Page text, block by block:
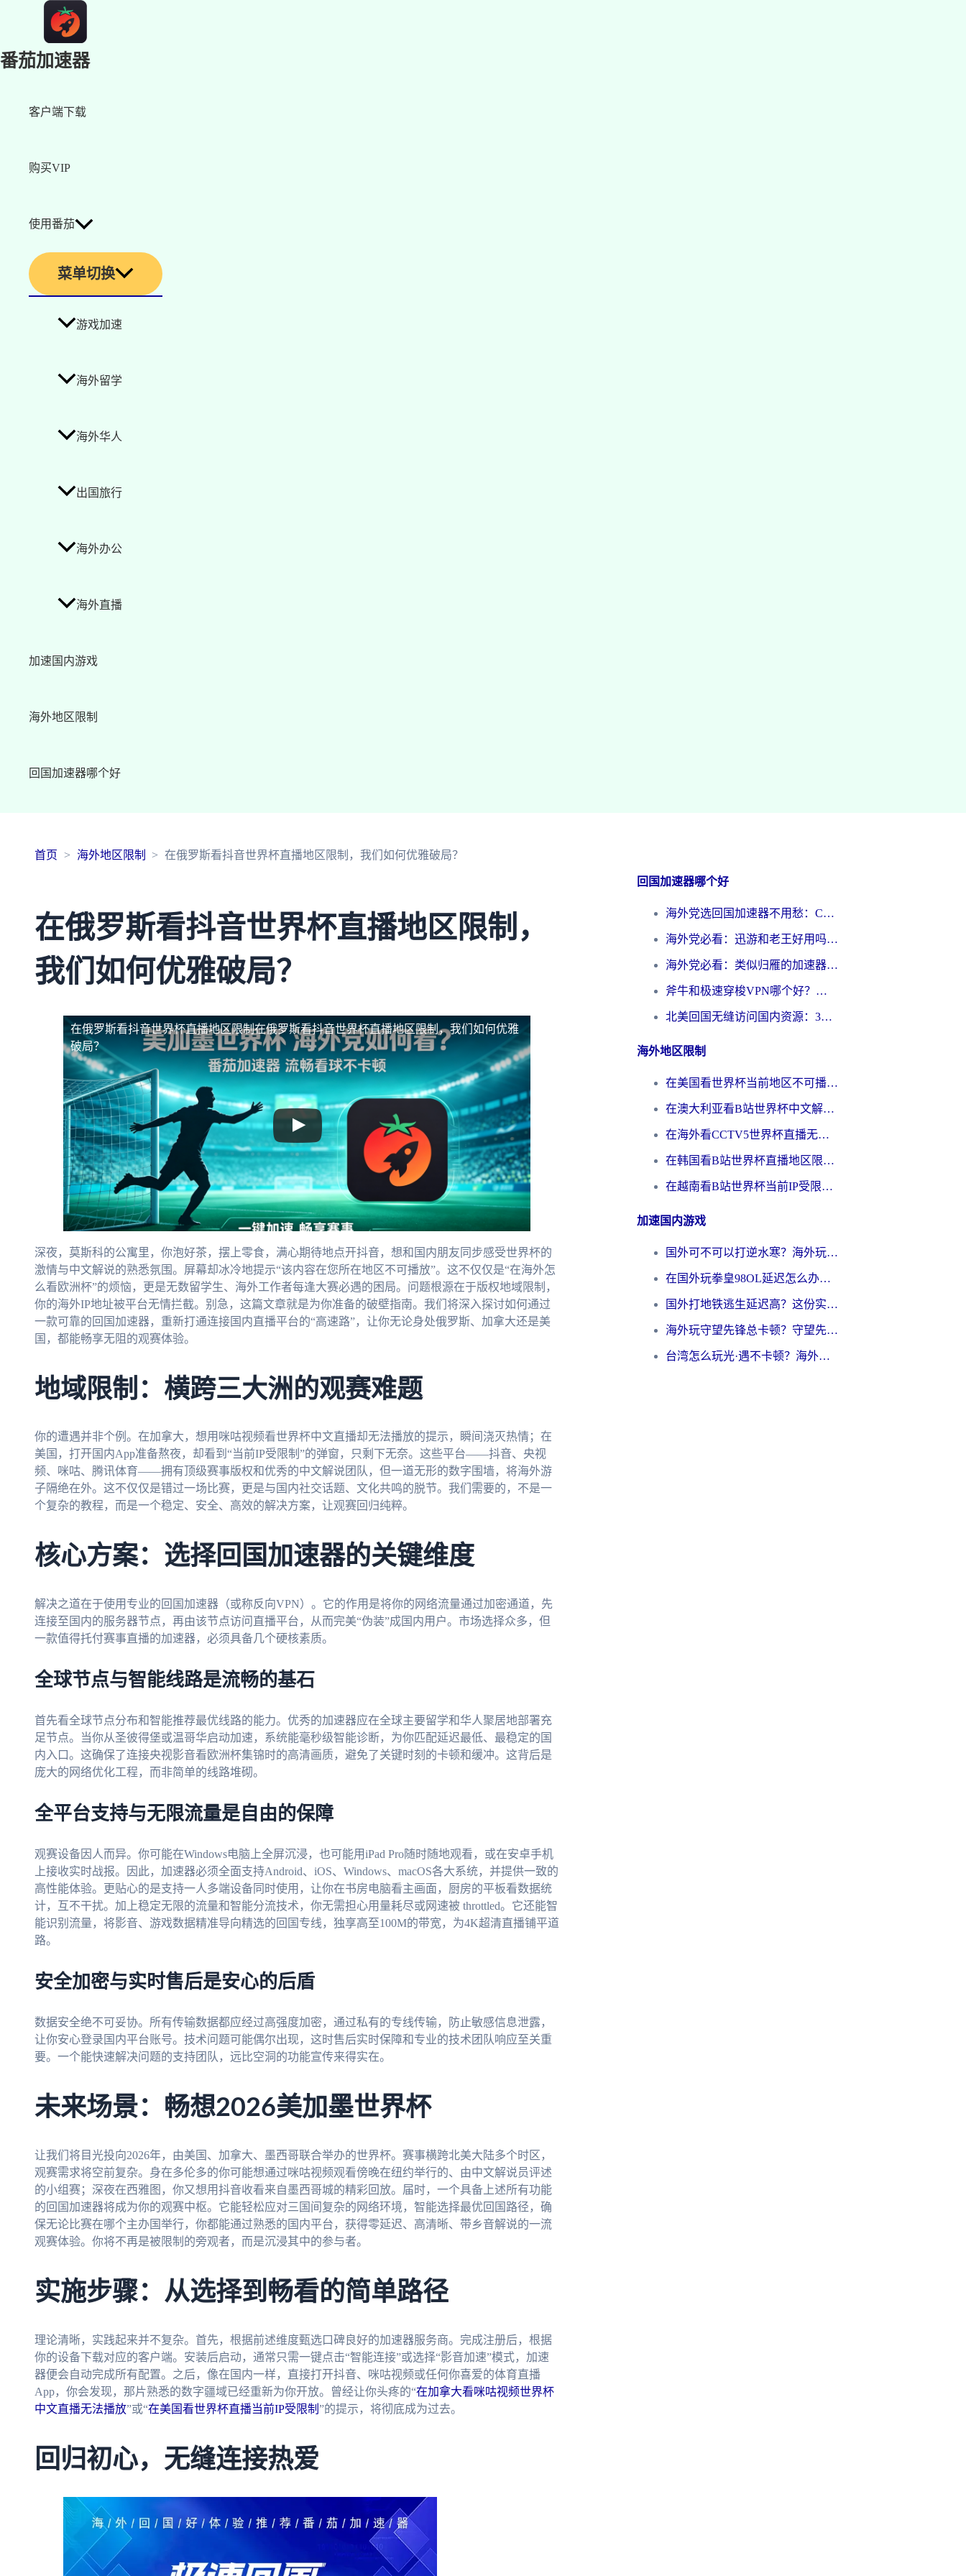
番茄加速器
客户端下载
购买VIP
使用番茄
菜单切换
游戏加速
海外留学
海外华人
出国旅行
海外办公
海外直播
加速国内游戏
海外地区限制
回国加速器哪个好
首页 海外地区限制 在俄罗斯看抖音世界杯直播地区限制，我们如何优雅破局？
在俄罗斯看抖音世界杯直播地区限制，
我们如何优雅破局？
在俄罗斯看抖音世界杯直播地区限制在俄罗斯看抖音世界杯直播地区限制，我们如何优雅
破局？
深夜，莫斯科的公寓里，你泡好茶，摆上零食，满心期待地点开抖音，想和国内朋友同步感受世界杯的
激情与中文解说的熟悉氛围。屏幕却冰冷地提示“该内容在您所在地区不可播放”。这不仅仅是“在海外怎
么看欧洲杯”的烦恼，更是无数留学生、海外工作者每逢大赛必遇的困局。问题根源在于版权地域限制，
你的海外IP地址被平台无情拦截。别急，这篇文章就是为你准备的破壁指南。我们将深入探讨如何通过
一款可靠的回国加速器，重新打通连接国内直播平台的“高速路”，让你无论身处俄罗斯、加拿大还是美
国，都能畅享无阻的观赛体验。
地域限制：横跨三大洲的观赛难题
你的遭遇并非个例。在加拿大，想用咪咕视频看世界杯中文直播却无法播放的提示，瞬间浇灭热情；在
美国，打开国内App准备熬夜，却看到“当前IP受限制”的弹窗，只剩下无奈。这些平台——抖音、央视
频、咪咕、腾讯体育——拥有顶级赛事版权和优秀的中文解说团队，但一道无形的数字围墙，将海外游
子隔绝在外。这不仅仅是错过一场比赛，更是与国内社交话题、文化共鸣的脱节。我们需要的，不是一
个复杂的教程，而是一个稳定、安全、高效的解决方案，让观赛回归纯粹。
核心方案：选择回国加速器的关键维度
解决之道在于使用专业的回国加速器（或称反向VPN）。它的作用是将你的网络流量通过加密通道，先
连接至国内的服务器节点，再由该节点访问直播平台，从而完美“伪装”成国内用户。市场选择众多，但
一款值得托付赛事直播的加速器，必须具备几个硬核素质。
全球节点与智能线路是流畅的基石
首先看全球节点分布和智能推荐最优线路的能力。优秀的加速器应在全球主要留学和华人聚居地部署充
足节点。当你从圣彼得堡或温哥华启动加速，系统能毫秒级智能诊断，为你匹配延迟最低、最稳定的国
内入口。这确保了连接央视影音看欧洲杯集锦时的高清画质，避免了关键时刻的卡顿和缓冲。这背后是
庞大的网络优化工程，而非简单的线路堆砌。
全平台支持与无限流量是自由的保障
观赛设备因人而异。你可能在Windows电脑上全屏沉浸，也可能用iPad Pro随时随地观看，或在安卓手机
上接收实时战报。因此，加速器必须全面支持Android、iOS、Windows、macOS各大系统，并提供一致的
高性能体验。更贴心的是支持一人多端设备同时使用，让你在书房电脑看主画面，厨房的平板看数据统
计，互不干扰。加上稳定无限的流量和智能分流技术，你无需担心用量耗尽或网速被 throttled。它还能智
能识别流量，将影音、游戏数据精准导向精选的回国专线，独享高至100M的带宽，为4K超清直播铺平道
路。
安全加密与实时售后是安心的后盾
数据安全绝不可妥协。所有传输数据都应经过高强度加密，通过私有的专线传输，防止敏感信息泄露，
让你安心登录国内平台账号。技术问题可能偶尔出现，这时售后实时保障和专业的技术团队响应至关重
要。一个能快速解决问题的支持团队，远比空洞的功能宣传来得实在。
未来场景：畅想2026美加墨世界杯
让我们将目光投向2026年，由美国、加拿大、墨西哥联合举办的世界杯。赛事横跨北美大陆多个时区，
观赛需求将空前复杂。身在多伦多的你可能想通过咪咕视频观看傍晚在纽约举行的、由中文解说员评述
的小组赛；深夜在西雅图，你又想用抖音收看来自墨西哥城的精彩回放。届时，一个具备上述所有功能
的回国加速器将成为你的观赛中枢。它能轻松应对三国间复杂的网络环境，智能选择最优回国路径，确
保无论比赛在哪个主办国举行，你都能通过熟悉的国内平台，获得零延迟、高清晰、带乡音解说的一流
观赛体验。你将不再是被限制的旁观者，而是沉浸其中的参与者。
实施步骤：从选择到畅看的简单路径
理论清晰，实践起来并不复杂。首先，根据前述维度甄选口碑良好的加速器服务商。完成注册后，根据
你的设备下载对应的客户端。安装后启动，通常只需一键点击“智能连接”或选择“影音加速”模式，加速
器便会自动完成所有配置。之后，像在国内一样，直接打开抖音、咪咕视频或任何你喜爱的体育直播
App，你会发现，那片熟悉的数字疆域已经重新为你开放。曾经让你头疼的“在加拿大看咪咕视频世界杯
中文直播无法播放”或“在美国看世界杯直播当前IP受限制 ”的提示，将彻底成为过去。
回归初心，无缝连接热爱
回国加速器哪个好
海外党选回国加速器不用愁：ChickCN和洞见哪个好？一篇搞定所有疑问
海外党必看：迅游和老王好用吗？3分钟选对加速国内网络的加速器
海外党必看：类似归雁的加速器怎么选？一篇搞定无缝访问国内资源
斧牛和极速穿梭VPN哪个好？海外党选回国加速器必看的真实对比与避坑指南
北美回国无缝访问国内资源：3年海外党亲测的加速器选择指南
海外地区限制
在美国看世界杯当前地区不可播放？海外党体育观赛终极指南来了！
在澳大利亚看B站世界杯中文解说仅限中国大陆？这篇指南帮你打破限制看遍赛事
在海外看CCTV5世界杯直播无法播放？这篇指南让你和国内球迷同步呐喊
在韩国看B站世界杯直播地区限制？这篇指南让你告别“当前地区不可播放”
在越南看B站世界杯当前IP受限制？海外党体育观赛终极指南来了
加速国内游戏
国外可不可以打逆水寒？海外玩家国服畅玩终极指南（附漫威荒野乱斗加速方案）
在国外玩拳皇98OL延迟怎么办？海外党亲测有效的低延迟指南
国外打地铁逃生延迟高？这份实测有效的低延迟指南帮你吃鸡
海外玩守望先锋总卡顿？守望先锋游戏加速器在哪里买&避坑指南（附欧洲非洲游戏实测）
台湾怎么玩光·遇不卡顿？海外党国服游戏加速终极攻略（附实测体验）